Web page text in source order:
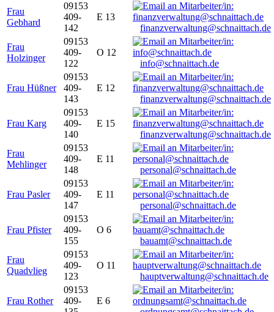
Frau
Gebhard
09153
409-
142
E 13
finanzverwaltung@schnaittach.de
Frau
Holzinger
09153
409-
122
O 12
info@schnaittach.de
Frau Hüßner
09153
409-
143
E 12
finanzverwaltung@schnaittach.de
Frau Karg
09153
409-
140
E 15
finanzverwaltung@schnaittach.de
Frau
Mehlinger
09153
409-
148
E 11
personal@schnaittach.de
Frau Pasler
09153
409-
147
E 11
personal@schnaittach.de
Frau Pfister
09153
409-
155
O 6
bauamt@schnaittach.de
Frau
Quadvlieg
09153
409-
123
O 11
hauptverwaltung@schnaittach.de
Frau Rother
09153
409-
E 6